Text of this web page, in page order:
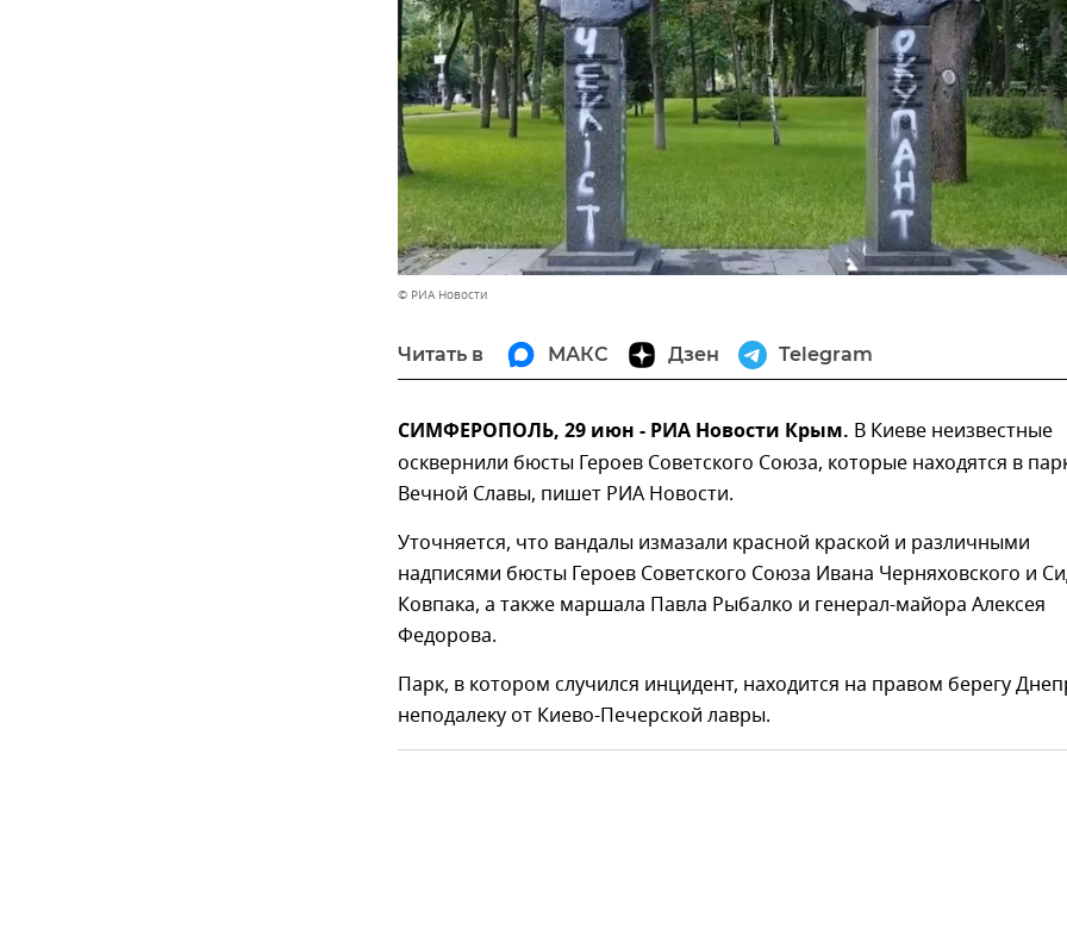
© РИА Новости
Читать в МАКС Дзен Telegram
СИМФЕРОПОЛЬ, 29 июн - РИА Новости Крым. В Киеве неизвестные
осквернили бюсты Героев Советского Союза, которые находятся в
Вечной Славы, пишет РИА Новости.
Уточняется, что вандалы измазали красной краской и различными
надписями бюсты Героев Советского Союза Ивана Черняховского и
Ковпака, а также маршала Павла Рыбалко и генерал-майора Алексея
Федорова.
Парк, в котором случился инцидент, находится на правом берегу
неподалеку от Киево-Печерской лавры.